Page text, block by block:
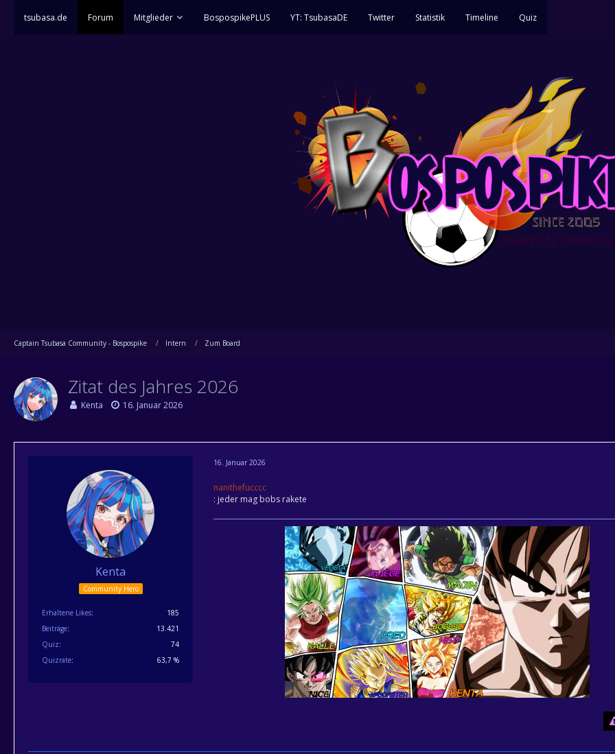
tsubasa.de Forum Mitglieder BospospikePLUS YT: TsubasaDE Twitter Statistik Timeline Quiz
Captain Tsubasa Community - Bospospike Intern Zum Board
Zitat des Jahres 2026
Kenta 16. Januar 2026
Kenta
Community Hero
Erhaltene Likes
185
Beiträge
13.421
Quiz
74
Quizrate
63,7 %
16. Januar 2026
nanithefucccc
: jeder mag bobs rakete